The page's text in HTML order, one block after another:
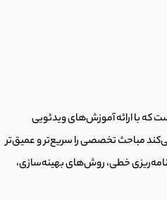
با ارائه آموزش‌های ویدئویی
مباحث تخصصی را سریع‌تر و عمیق‌تر
خطی، روش‌های بهینه‌سازی،